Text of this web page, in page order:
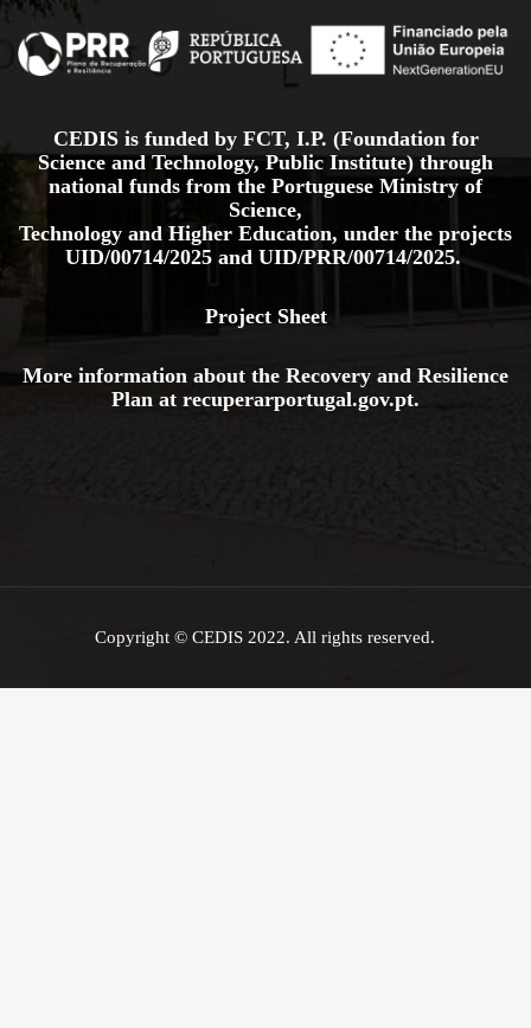
CEDIS is funded by FCT, I.P. (Foundation for
Science and Technology, Public Institute) through
national funds from the Portuguese Ministry of
Science,
Technology and Higher Education, under the projects
UID/00714/2025 and UID/PRR/00714/2025.
Project Sheet
More information about the Recovery and Resilience
Plan at recuperarportugal.gov.pt.
Copyright © CEDIS 2022. All rights reserved.